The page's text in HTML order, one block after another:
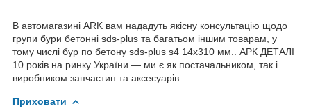
В автомагазині ARK вам нададуть якісну консультацію щодо
групи бури бетонні sds-plus та багатьом іншим товарам, у
тому числі бур по бетону sds-plus s4 14x310 мм.. АРК ДЕТАЛІ
10 років на ринку України — ми є як постачальником, так і
виробником запчастин та аксесуарів.
Приховати